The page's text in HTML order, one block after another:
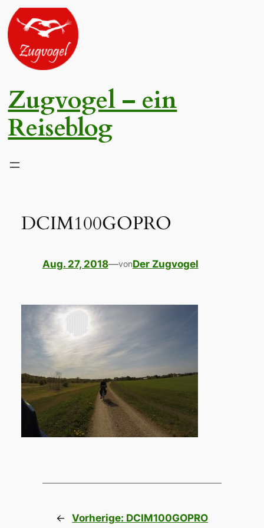
Zum
Inhalt
springen
Zugvogel – ein
Reiseblog
DCIM100GOPRO
Aug. 27, 2018—vonDer Zugvogel
← Vorherige: DCIM100GOPRO